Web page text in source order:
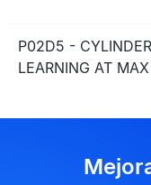
P02D5 -
LEARNING AT